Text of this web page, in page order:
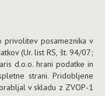
privolitev posameznika v
(Ur. list RS, št. 94/07;
d.o.o. hrani podatke in
strani. Pridobljene
v skladu z ZVOP-1